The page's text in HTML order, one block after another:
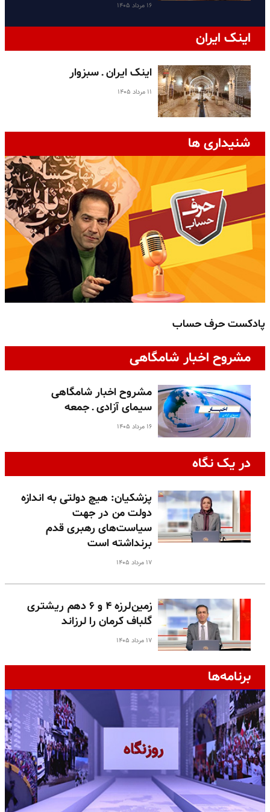
۱۶ مرداد ۱۴۰۵
اینک ایران
اینک ایران ـ سبزوار
۱۱ مرداد ۱۴۰۵
شنیداری ها
پادکست حرف حساب
مشروح اخبار شامگاهی
مشروح اخبار شامگاهی
سیمای آزادی ـ جمعه
۱۶ مرداد ۱۴۰۵
در یک نگاه
پزشکیان: هیچ دولتی به اندازه
دولت من در جهت
سیاست‌های رهبری قدم
برنداشته است
۱۷ مرداد ۱۴۰۵
زمین‌لرزه ۴ و ۶ دهم ریشتری
گلباف کرمان را لرزاند
۱۷ مرداد ۱۴۰۵
برنامه‌ها